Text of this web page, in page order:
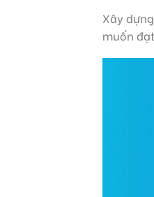
Xây
muốn